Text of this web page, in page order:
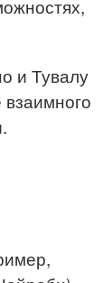
и Тувалу